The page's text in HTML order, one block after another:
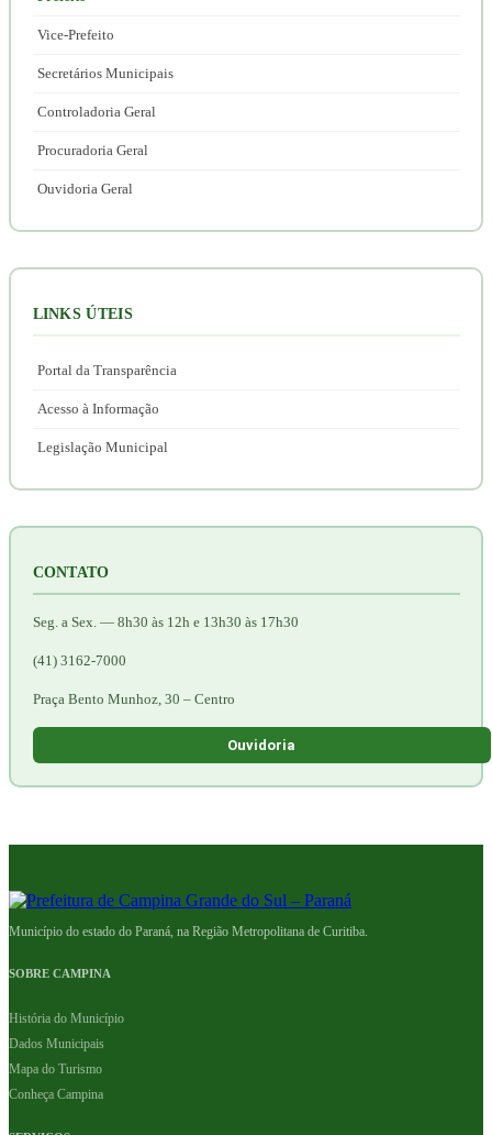
Vice-Prefeito
Secretários Municipais
Controladoria Geral
Procuradoria Geral
Ouvidoria Geral
LINKS ÚTEIS
Portal da Transparência
Acesso à Informação
Legislação Municipal
CONTATO
Seg. a Sex. — 8h30 às 12h e 13h30 às 17h30
(41) 3162-7000
Praça Bento Munhoz, 30 – Centro
Ouvidoria
Município do estado do Paraná, na Região Metropolitana de Curitiba.
SOBRE CAMPINA
História do Município
Dados Municipais
Mapa do Turismo
Conheça Campina